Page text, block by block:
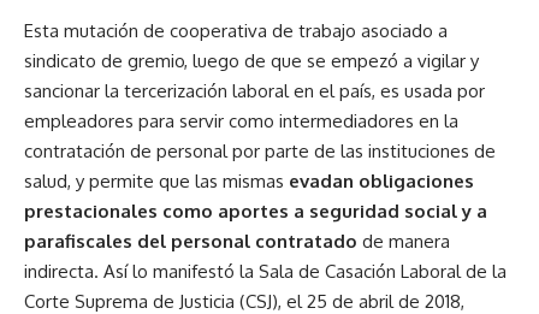
Esta mutación de cooperativa de trabajo asociado a
sindicato de gremio, luego de que se empezó a vigilar y
sancionar la tercerización laboral en el país, es usada por
empleadores para servir como intermediadores en la
contratación de personal por parte de las instituciones de
salud, y permite que las mismas evadan obligaciones
prestacionales como aportes a seguridad social y a
parafiscales del personal contratado de manera
indirecta. Así lo manifestó la Sala de Casación Laboral de la
Corte Suprema de Justicia (CSJ), el 25 de abril de 2018,